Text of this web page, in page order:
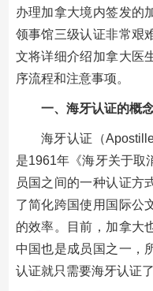
办理加拿大境内签发的
领事馆三级认证非常艰
文将详细介绍加拿大医
序流程和注意事项。
一、海牙认证的概
海牙认证（
是1961年《海牙关于取
员国之间的一种认证方
了简化跨国使用国际公
的效率。目前，加拿大
中国也是成员国之一，
认证就只需要海牙认证了